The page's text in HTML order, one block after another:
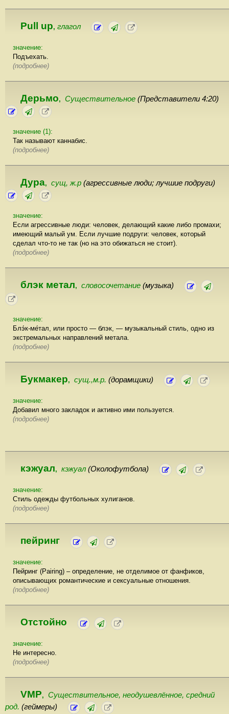
Pull up, глагол
значение:
Подъехать.
(подробнее)
Дерьмо, Существительное (Представители 4:20)
значение (1):
Так называют каннабис.
(подробнее)
Дура, сущ, ж.р (агрессивные люди; лучшие подруги)
значение:
Если агрессивные люди: человек, делающий какие либо промахи;
имеющий малый ум. Если лучшие подруги: человек, который
сделал что-то не так (но на это обижаться не стоит).
(подробнее)
блэк метал, словосочетание (музыка)
значение:
Блэ́к-ме́тал, или просто — блэк, — музыкальный стиль, одно из
экстремальных направлений метала.
(подробнее)
Букмакер, сущ.,м.р. (дорамщики)
значение:
Добавил много закладок и активно ими пользуется.
(подробнее)
кэжуал, кэжуал (Околофутбола)
значение:
Стиль одежды футбольных хулиганов.
(подробнее)
пейринг
значение:
Пейринг (Pairing) – определение, не отделимое от фанфиков,
описывающих романтические и сексуальные отношения.
(подробнее)
Отстойно
значение:
Не интересно.
(подробнее)
VMP, Существительное, неодушевлённое, cредний
род. (геймеры)